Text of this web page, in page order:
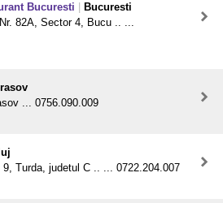
Bucuresti
Bucuresti
82A, Sector 4, Bucu .. ...
... 0756.090.009
Turda, judetul C .. ... 0722.204.007